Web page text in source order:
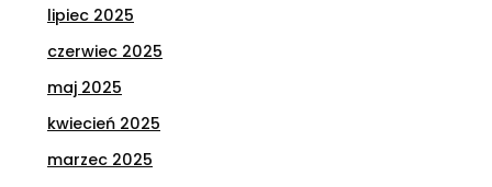
lipiec 2025
czerwiec 2025
maj 2025
kwiecień 2025
marzec 2025